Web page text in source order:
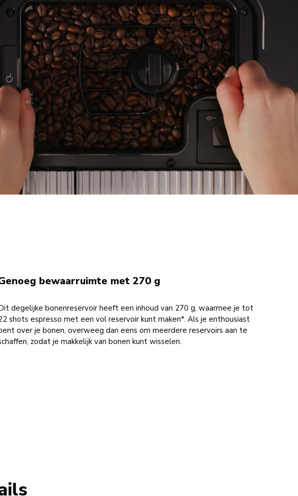
bewaarruimte met 270 g
degelijke bonenreservoir heeft een inhoud van 270 g, waarmee je tot
shots espresso met een vol reservoir kunt maken*. Als je enthousiast
over je bonen, overweeg dan eens om meerdere reservoirs aan te
zodat je makkelijk van bonen kunt wisselen.